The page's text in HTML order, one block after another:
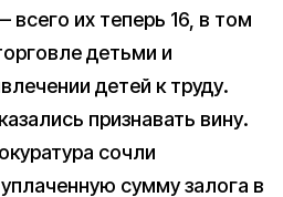
всего их теперь 16, в том
детьми и
детей к труду.
признавать вину.
сочли
сумму залога в